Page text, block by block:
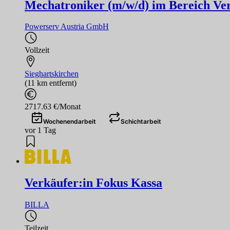
Mechatroniker (m/w/d) im Bereich
Powerserv Austria GmbH
Vollzeit
Sieghartskirchen
(11 km entfernt)
2717.63 €/Monat
Wochenendarbeit Schichtarbeit
vor 1 Tag
Verkäufer:in Fokus Kassa
BILLA
Teilzeit